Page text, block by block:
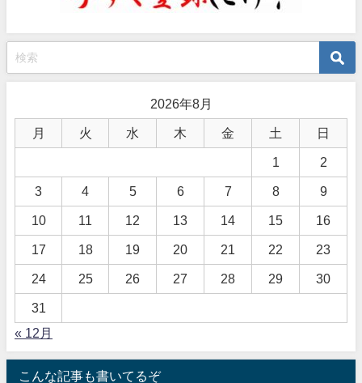
2026年8月
月 火 水 木 金 土 日
1 2
3 4 5 6 7 8 9
10 11 12 13 14 15 16
17 18 19 20 21 22 23
24 25 26 27 28 29 30
31
« 12月
こんな記事も書いてるぞ